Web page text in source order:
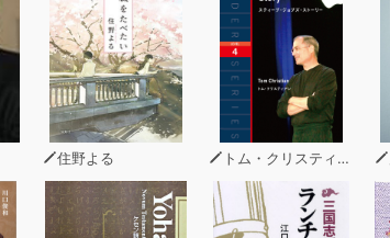
住野よる トム・クリスティアン